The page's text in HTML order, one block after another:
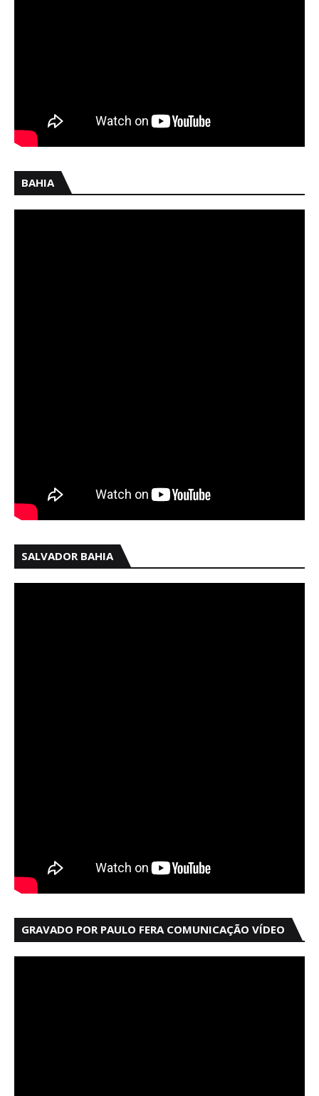
BAHIA
SALVADOR BAHIA
GRAVADO POR PAULO FERA COMUNICAÇÃO VÍDEO